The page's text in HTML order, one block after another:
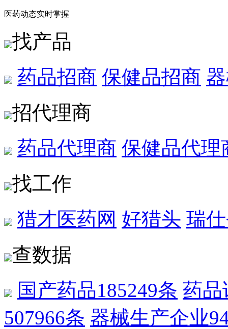
医药动态实时掌握
找产品
药品招商 保健品招商
招代理商
药品代理商 保健品代理
找工作
猎才医药网 好猎头 瑞
查数据
国产药品185249条 药品
507966条 器械生产企业